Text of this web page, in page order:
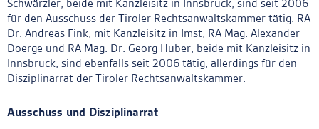
Schwärzler, beide mit Kanzleisitz in Innsbruck, sind seit 2006
für den Ausschuss der Tiroler Rechtsanwaltskammer tätig. RA
Dr. Andreas Fink, mit Kanzleisitz in Imst, RA Mag. Alexander
Doerge und RA Mag. Dr. Georg Huber, beide mit Kanzleisitz in
Innsbruck, sind ebenfalls seit 2006 tätig, allerdings für den
Disziplinarrat der Tiroler Rechtsanwaltskammer.
Ausschuss und Disziplinarrat